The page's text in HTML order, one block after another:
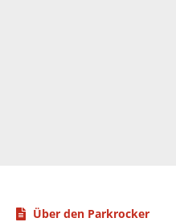
Über den Parkrocker